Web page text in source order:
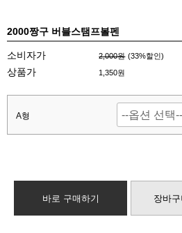
2000짱구 버블스탬프볼펜
소비자가 2,000원 (33%할인)
상품가 1,350원
A형
바로 구매하기 장바구